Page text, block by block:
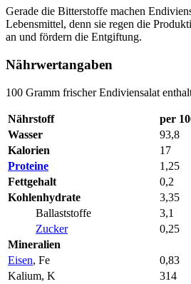
Gerade die Bitterstoffe machen
Lebensmittel, denn sie regen die
an und fördern die Entgiftung.
Nährwertangaben
100 Gramm frischer Endiviensalat
Nährstoff per
Wasser
93,8
Kalorien
17
Proteine
1,25
Fettgehalt
0,2
Kohlenhydrate
3,35
Ballaststoffe
3,1
Zucker
0,25
Mineralien
Eisen, Fe 0,83
Kalium, K
314